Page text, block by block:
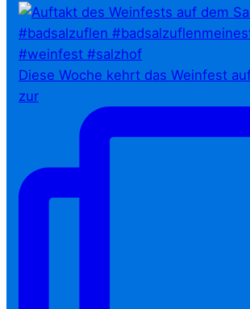
Diese Woche kehrt das Weinfest
zur